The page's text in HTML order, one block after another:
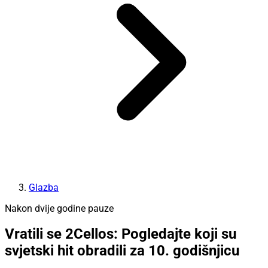
Glazba
Nakon dvije godine pauze
Vratili se 2Cellos: Pogledajte koji su
svjetski hit obradili za 10. godišnjicu